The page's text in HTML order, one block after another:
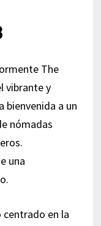
The
vibrante y
bienvenida a un
nómadas
una
centrado en la